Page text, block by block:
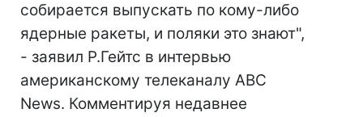
собирается выпускать по кому-либо
ядерные ракеты, и поляки это знают",
- заявил Р.Гейтс в интервью
американскому телеканалу ABC
News. Комментируя недавнее